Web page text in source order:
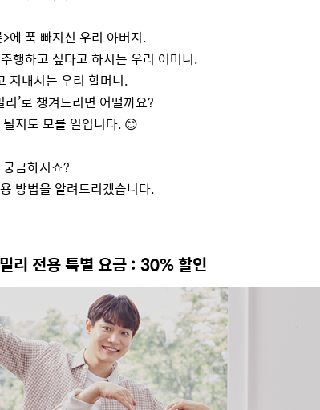
에 푹 빠지신 우리 아버지.
행하고 싶다고 하시는 우리 어머니.
지내시는 우리 할머니.
’로 챙겨드리면 어떨까요?
지도 모를 일입니다. 😊
금하시죠?
방법을 알려드리겠습니다.
리 전용 특별 요금 : 30% 할인